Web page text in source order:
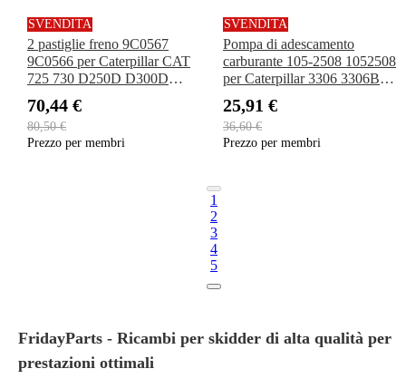
SVENDITA
2 pastiglie freno 9C0567
9C0566 per Caterpillar CAT
725 730 D250D D300D
95E 773B 776C 777B 916
936 518 528 613C 530B
70,44 €
80,50 €
Prezzo per membri
SVENDITA
Pompa di adescamento
carburante 105-2508 1052508
per Caterpillar 3306 3306B
25,91 €
36,60 €
Prezzo per membri
1
2
3
4
5
FridayParts - Ricambi per skidder di alta qualità per
prestazioni ottimali